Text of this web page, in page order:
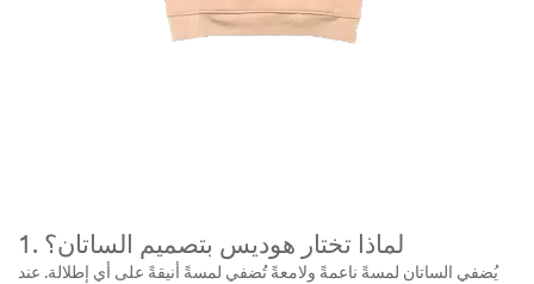
1. لماذا تختار هوديس بتصميم الساتان؟
يُضفي الساتان لمسةً ناعمةً ولامعةً تُضفي لمسةً أنيقةً على أي إطلالة. عند